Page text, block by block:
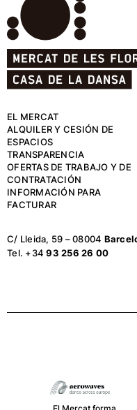
EL MERCAT
ALQUILER Y CESIÓN DE
ESPACIOS
TRANSPARENCIA
OFERTAS DE TRABAJO Y DE
CONTRATACIÓN
INFORMACIÓN PARA
FACTURAR
C/ Lleida, 59 – 08004
Tel. +3493 256 26 00